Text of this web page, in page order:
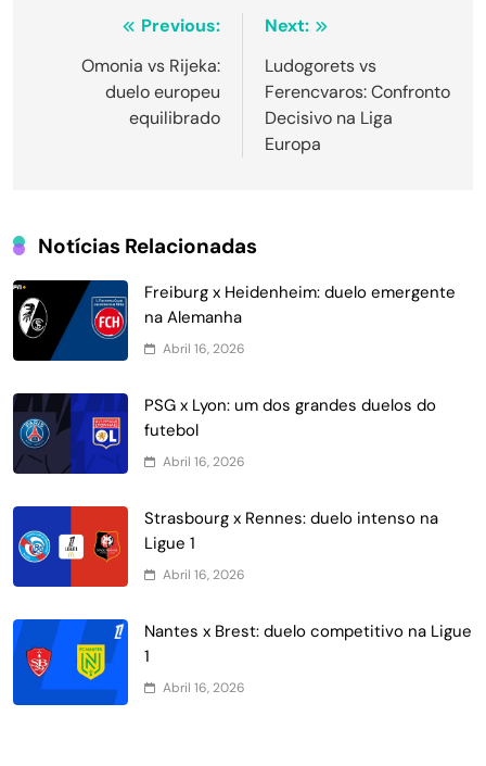
NavegaçãoPrevious:
Omonia vs Rijeka:
duelo europeu
equilibrado
Next:
Ludogorets vs
Ferencvaros: Confronto
Decisivo na Liga
Europa
Notícias Relacionadas
Freiburg x Heidenheim: duelo emergente
na Alemanha
Abril 16, 2026
PSG x Lyon: um dos grandes duelos do
futebol
Abril 16, 2026
Strasbourg x Rennes: duelo intenso na
Ligue 1
Abril 16, 2026
Nantes x Brest: duelo competitivo na Ligue
1
Abril 16, 2026